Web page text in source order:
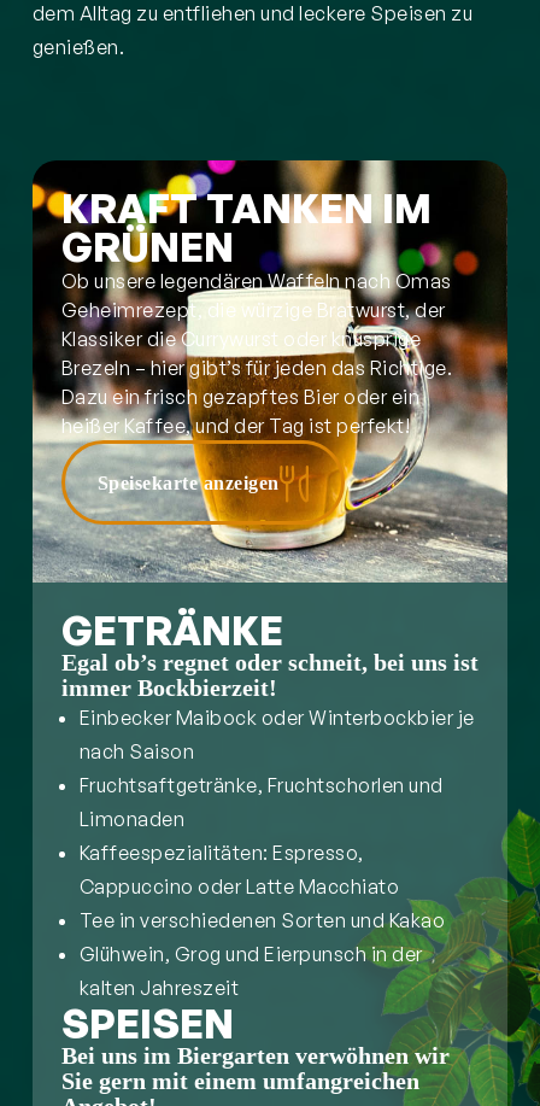
dem Alltag zu entfliehen und leckere Speisen zu
genießen.
KRAFT TANKEN IM
GRÜNEN
Ob unsere legendären Waffeln nach Omas
Geheimrezept, die würzige Bratwurst, der
Klassiker die Currywurst oder knusprige
Brezeln – hier gibt’s für jeden das Richtige.
Dazu ein frisch gezapftes Bier oder ein
heißer Kaffee, und der Tag ist perfekt!
Speisekarte anzeigen
GETRÄNKE
Egal ob’s regnet oder schneit, bei uns ist
immer Bockbierzeit!
Einbecker Maibock oder Winterbockbier je
nach Saison
Fruchtsaftgetränke, Fruchtschorlen und
Limonaden
Kaffeespezialitäten: Espresso,
Cappuccino oder Latte Macchiato
Tee in verschiedenen Sorten und Kakao
Glühwein, Grog und Eierpunsch in der
kalten Jahreszeit
SPEISEN
Bei uns im Biergarten verwöhnen wir
Sie gern mit einem umfangreichen